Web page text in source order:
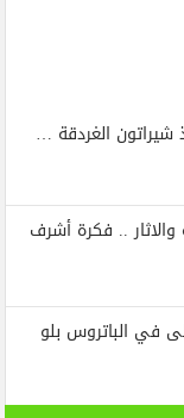
شيراتون الغردقة …
.. فكرة أشرف
في الباتروس بلو